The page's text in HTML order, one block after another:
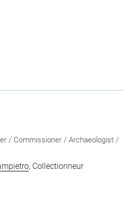
/ Commissioner / Archaeologist /
, Collectionneur